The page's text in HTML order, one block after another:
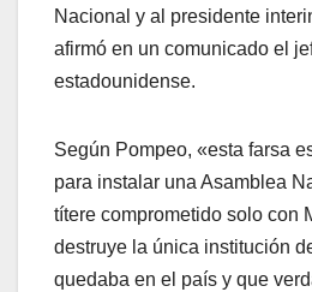
Nacional y al presidente
afirmó en un comunicado el
estadounidense.
Según Pompeo, «esta farsa
para instalar una Asamblea
títere comprometido solo con
destruye la única institución
quedaba en el país y que